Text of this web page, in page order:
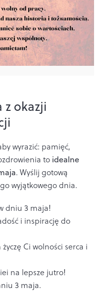
okazji
wyrazić: pamięć,
to idealne
. Wyślij gotową
wyjątkowego dnia.
dniu 3 maja!
i inspirację do
Ci wolności serca i
na lepsze jutro!
3 maja.